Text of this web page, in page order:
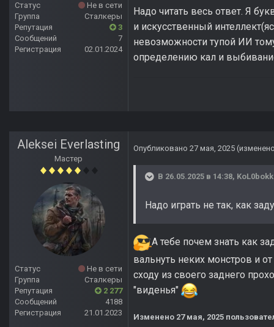
Статус
Не в сети
Группа
Сталкеры
Репутация
3
Сообщений
7
Регистрация
02.01.2024
Надо читать весь ответ. Я
и искусственный
невозможности тупой ИИ
определению кал и
Aleksei Everlasting
Мастер
Статус
Не в сети
Группа
Сталкеры
Репутация
2 277
Сообщений
4188
Регистрация
21.01.2023
Опубликовано 27 мая, 2025
В 26.05.2025 в 14:38, KoL0bokk
Надо играть не так, как
А тебе почем знать как
вальнуть неких монстров и
сходу из своего заднего
"виденья"
Изменено 27 мая, 2025